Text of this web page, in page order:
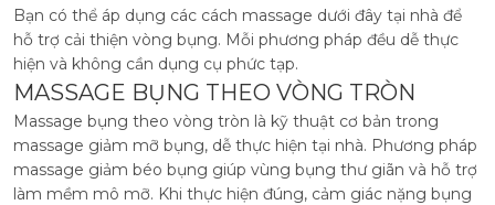
Bạn có thể áp dụng các cách massage dưới đây tại nhà để
hỗ trợ cải thiện vòng bụng. Mỗi phương pháp đều dễ thực
hiện và không cần dụng cụ phức tạp.
MASSAGE BỤNG THEO VÒNG TRÒN
Massage bụng theo vòng tròn là kỹ thuật cơ bản trong
massage giảm mỡ bụng, dễ thực hiện tại nhà. Phương pháp
massage giảm béo bụng giúp vùng bụng thư giãn và hỗ trợ
làm mềm mô mỡ. Khi thực hiện đúng, cảm giác nặng bụng